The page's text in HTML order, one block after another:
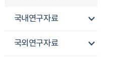
국내연구자료
국외연구자료